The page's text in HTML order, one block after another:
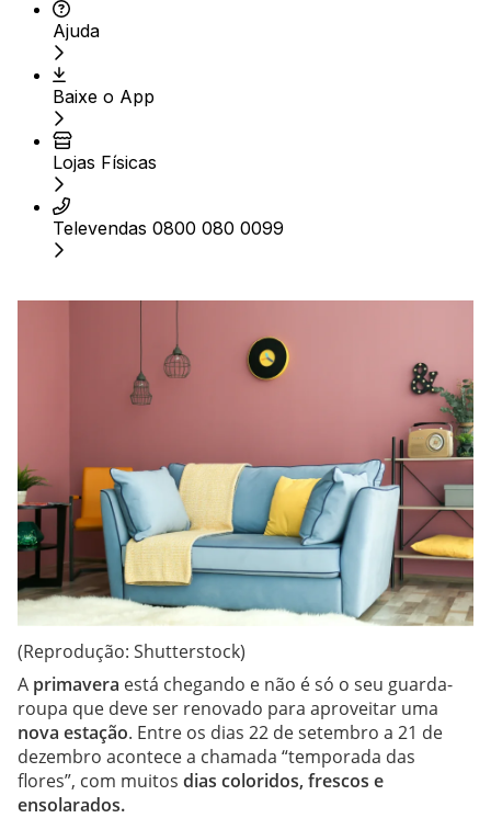
Ajuda
Baixe o App
Lojas Físicas
Televendas 0800 080 0099
(Reprodução: Shutterstock)
A primavera está chegando e não é só o seu guarda-
roupa que deve ser renovado para aproveitar uma
nova estação. Entre os dias 22 de setembro a 21 de
dezembro acontece a chamada “temporada das
flores”, com muitos dias coloridos, frescos e
ensolarados.